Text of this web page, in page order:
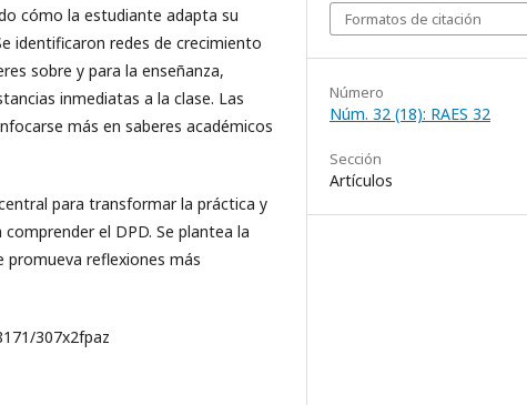
cómo la estudiante adapta su
identificaron redes de crecimiento
sobre y para la enseñanza,
inmediatas a la clase. Las
más en saberes académicos
para transformar la práctica y
el DPD. Se plantea la
promueva reflexiones más
307x2fpaz
Formatos de citación
Número
Núm. 32 (18): RAES 32
Sección
Artículos